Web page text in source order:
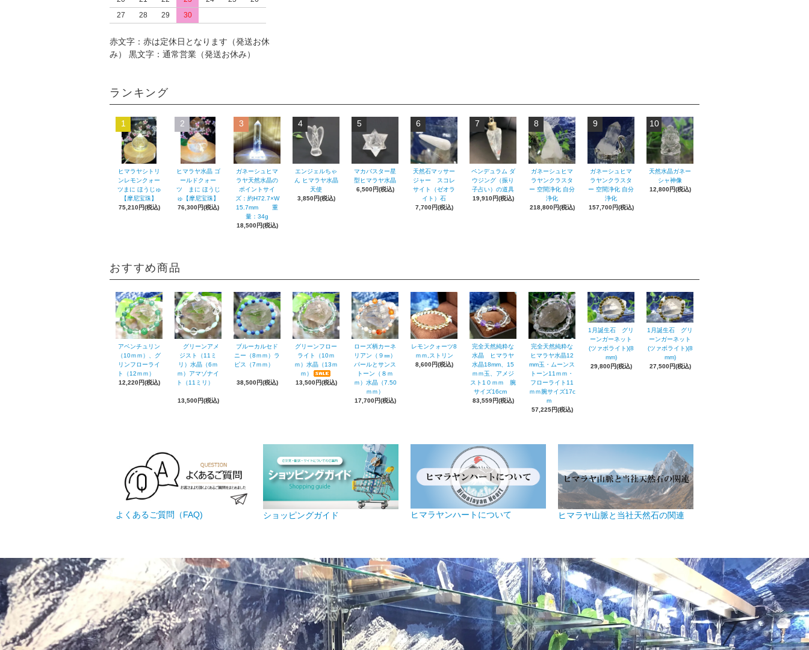
27
28 29 30
赤文字：赤は定休日となります（発送お休
み） 黒文字：通常営業（発送お休み）
ランキング
1
ヒマラヤシトリ
ンレモンクォー
ツまに ほうじゅ
【摩尼宝珠】
75,210円(税込)
2
ヒマラヤ水晶 ゴ
ールドクォー
ツ まに ほうじ
ゅ【摩尼宝珠】
76,300円(税込)
3
ガネーシュヒマ
ラヤ天然水晶の
ポイントサイ
ズ：約H72.7×W
15.7mm 重
量：34g
18,500円(税込)
4
エンジェルちゃ
ん ヒマラヤ水晶
天使
3,850円(税込)
5
マカバスター星
型ヒマラヤ水晶
6,500円(税込)
6
天然石マッサー
ジャー スコレ
サイト（ゼオラ
イト）石
7,700円(税込)
7
ペンデュラム ダ
ウジング（振り
子占い）の道具
19,910円(税込)
8
ガネーシュヒマ
ラヤンクラスタ
ー 空間浄化 自分
浄化
218,800円(税込)
9
ガネーシュヒマ
ラヤンクラスタ
ー 空間浄化 自分
浄化
157,700円(税込)
10
天然水晶ガネー
シャ神像
12,800円(税込)
おすすめ商品
アベンチュリン
（10ｍｍ）、グ
リンフローライ
ト（12ｍｍ）
12,220円(税込)
グリーンアメ
ジスト（11ミ
リ）水晶（6ｍ
ｍ）アマゾナイ
ト（11ミリ）
13,500円(税込)
ブルーカルセド
ニー（8ｍｍ）ラ
ピス（7ｍｍ）
38,500円(税込)
グリーンフロー
ライト（10ｍ
ｍ）水晶（13ｍ
ｍ）
13,500円(税込)
ローズ柄カーネ
リアン（９㎜）
パールとサンス
トーン（８ｍ
ｍ）水晶（7.50
ｍｍ）
17,700円(税込)
レモンクォーツ8
ｍｍ,ストリン
8,600円(税込)
完全天然純粋な
水晶 ヒマラヤ
水晶18mm、15
ｍｍ玉、アメジ
スト1０ｍｍ 腕
サイズ16cm
83,559円(税込)
完全天然純粋な
ヒマラヤ水晶12
mm玉・ムーンス
トーン11ｍｍ・
フローライト11
ｍｍ腕サイズ17c
m
57,225円(税込)
1月誕生石 グリ
ーンガーネット
(ツァボライト)(8
mm)
29,800円(税込)
1月誕生石 グリ
ーンガーネット
(ツァボライト)(8
mm)
27,500円(税込)
よくあるご質問（FAQ) ショッピングガイド ヒマラヤンハートについて ヒマラヤ山脈と当社天然石の関連